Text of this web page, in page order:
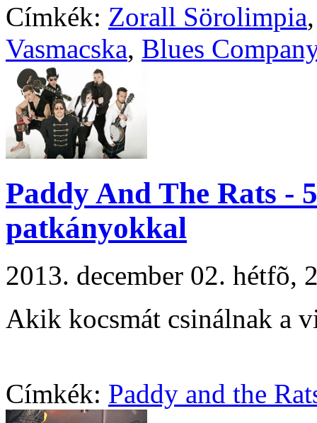
Címkék: Zorall Sörolimpia
Vasmacska, Blues Company
Paddy And The Rats -
patkányokkal
2013. december 02.
Akik kocsmát csinálnak a
Címkék: Paddy and the